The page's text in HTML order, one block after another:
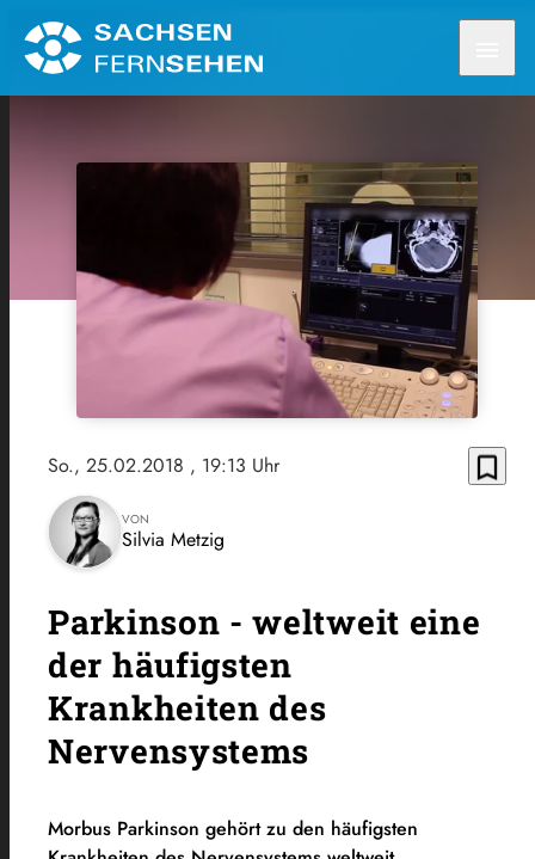
So., 25.02.2018 , 19:13 Uhr bookmark_border
VON
Silvia Metzig
Parkinson - weltweit eine
der häufigsten
Krankheiten des
Nervensystems
Morbus Parkinson gehört zu den häufigsten